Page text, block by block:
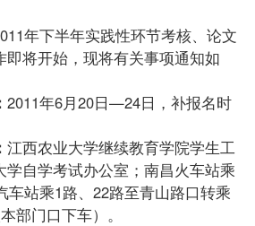
年下半年实践性环节考核、论文
即将开始，现将有关事项通知如
2011年6月20日—24日，补报名时
江西农业大学继续教育学院学生工
学自学考试办公室；南昌火车站乘
车站乘1路、22路至青山路口转乘
部门口下车）。